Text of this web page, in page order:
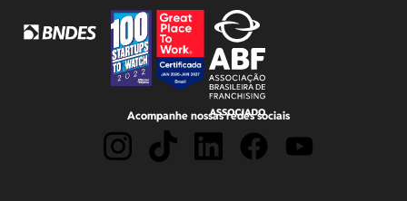
Acompanhe nossas redes sociais